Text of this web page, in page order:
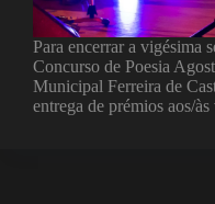
Para encerrar a vigésima
Concurso de Poesia
Municipal Ferreira de
entrega de prémios aos/às